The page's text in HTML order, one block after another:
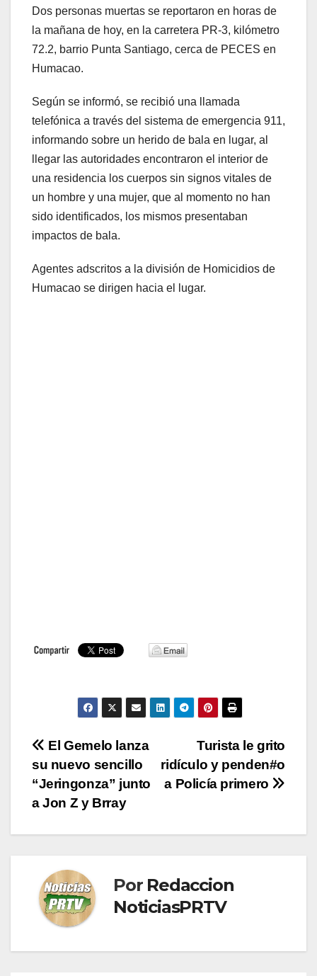
Dos personas muertas se reportaron en horas de
la mañana de hoy, en la carretera PR-3, kilómetro
72.2, barrio Punta Santiago, cerca de PECES en
Humacao.
Según se informó, se recibió una llamada
telefónica a través del sistema de emergencia 911,
informando sobre un herido de bala en lugar, al
llegar las autoridades encontraron el interior de
una residencia los cuerpos sin signos vitales de
un hombre y una mujer, que al momento no han
sido identificados, los mismos presentaban
impactos de bala.
Agentes adscritos a la división de Homicidios de
Humacao se dirigen hacia el lugar.
Navegación
de
entradas
Turista le grito
ridículo y penden#o
a Policía primero
El Gemelo lanza
su nuevo sencillo
“Jeringonza” junto
a Jon Z y Brray
Por Redaccion
NoticiasPRTV